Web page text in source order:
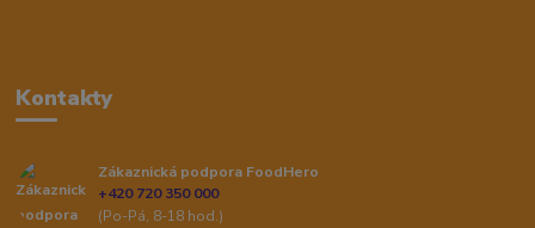
Kontakty
Zákaznická podpora FoodHero
+420 720 350 000
(Po-Pá, 8-18 hod.)